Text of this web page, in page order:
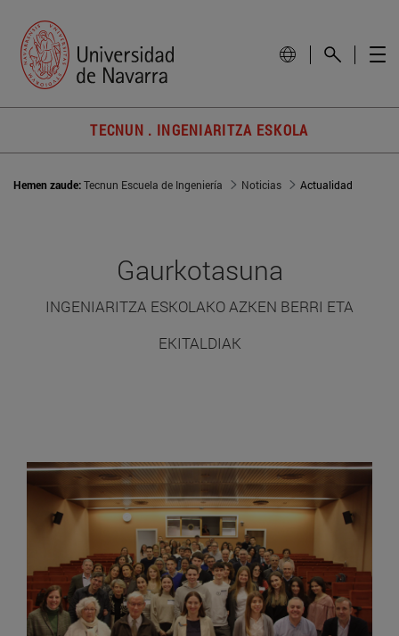
TECNUN . INGENIARITZA ESKOLA
Hemen zaude:Tecnun Escuela de Ingeniería Noticias Actualidad
Gaurkotasuna
INGENIARITZA ESKOLAKO AZKEN BERRI ETA
EKITALDIAK